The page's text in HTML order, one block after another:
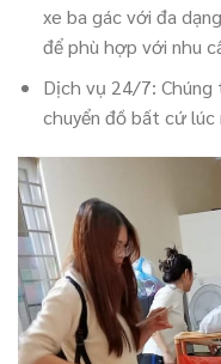
xe ba gác với đa
để phù hợp với nhu
Dịch vụ 24/7:
chuyển đồ bất cứ lúc